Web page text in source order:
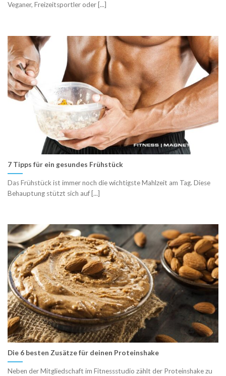
Veganer, Freizeitsportler oder [...]
7 Tipps für ein gesundes Frühstück
Das Frühstück ist immer noch die wichtigste Mahlzeit am Tag. Diese
Behauptung stützt sich auf [...]
Die 6 besten Zusätze für deinen Proteinshake
Neben der Mitgliedschaft im Fitnessstudio zählt der Proteinshake zu